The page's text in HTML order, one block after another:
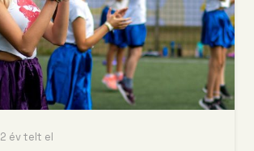
2 év telt el